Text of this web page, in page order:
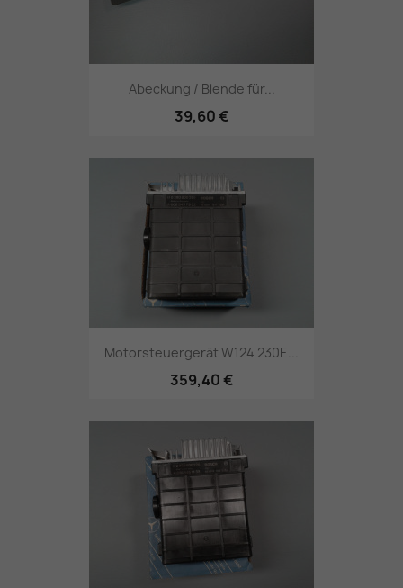
Abeckung / Blende für...
39,60 €
Motorsteuergerät W124 230E...
359,40 €